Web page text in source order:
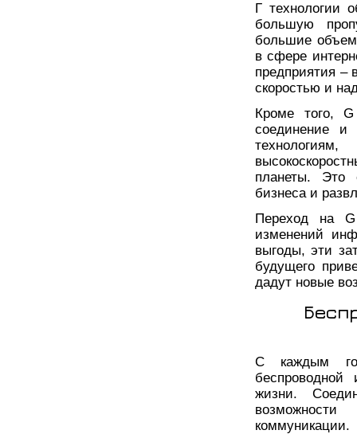
Г технологии
большую
большие
в сфере
предприятия –
скоростью и
Кроме того, G
соединение
планеты. Это
бизнеса и
Переход на G
изменений
выгоды, эти
будущего
дадут новые
С каждым
беспроводной
жизни.
коммуникации.